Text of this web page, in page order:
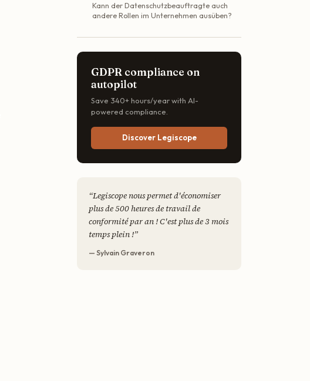
Kann der Datenschutzbeauftragte auch
andere Rollen im Unternehmen ausüben?
GDPR compliance on
autopilot
Save 340+ hours/year with AI-
powered compliance.
Discover Legiscope
“Legiscope nous permet d'économiser
plus de 500 heures de travail de
conformité par an ! C'est plus de 3 mois
temps plein !”
— Sylvain Graveron